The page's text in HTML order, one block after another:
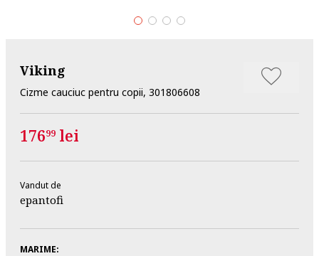
Viking
Cizme cauciuc pentru copii, 301806608
17699 lei
Vandut de
epantofi
MARIME: